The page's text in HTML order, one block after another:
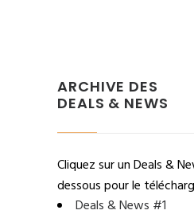
ARCHIVE DES
DEALS & NEWS
Cliquez sur un Deals &
dessous pour le
Deals & News #1